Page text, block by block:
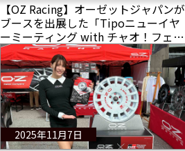
【OZ Racing】オーゼットジャパンが
ブースを出展した「Tipoニューイヤ
ーミーティング with チャオ！フェス
トリコ2026」
2025年11月7日